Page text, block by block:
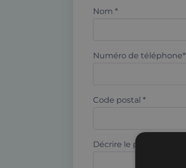
Nom *
Numéro de téléphone*
Code postal *
Décrire le projet *